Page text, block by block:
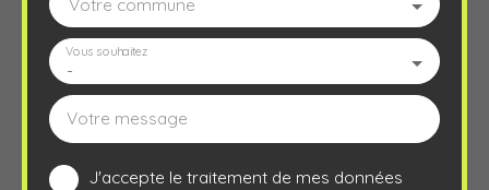
Votre commune
-
Vous souhaitez
Votre message
J'accepte le traitement de mes données